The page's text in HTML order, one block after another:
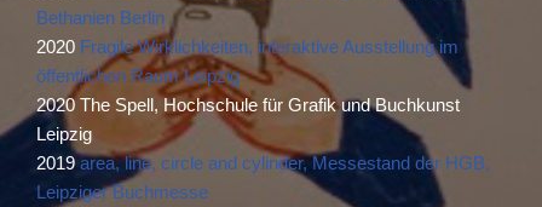
Bethanien Berlin
2020 Fragile Wirklichkeiten, interaktive Ausstellung im
öffentlichen Raum Leipzig
2020 The Spell, Hochschule für Grafik und Buchkunst
Leipzig
2019area, line, circle and cylinder, Messestand der HGB,
Leipziger Buchmesse